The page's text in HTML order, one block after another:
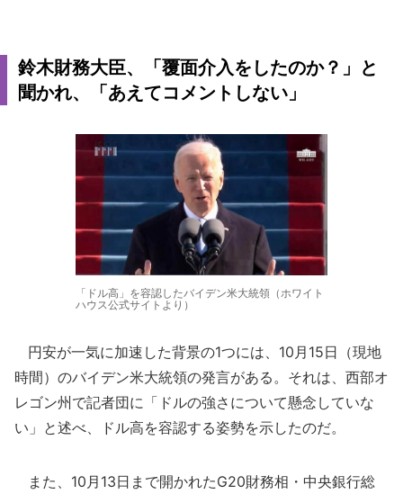
鈴木財務大臣、「覆面介入をしたのか？」と
聞かれ、「あえてコメントしない」
「ドル高」を容認したバイデン米大統領（ホワイト
ハウス公式サイトより）
円安が一気に加速した背景の1つには、10月15日（現地
時間）のバイデン米大統領の発言がある。それは、西部オ
レゴン州で記者団に「ドルの強さについて懸念していな
い」と述べ、ドル高を容認する姿勢を示したのだ。
また、10月13日まで開かれたG20財務相・中央銀行総